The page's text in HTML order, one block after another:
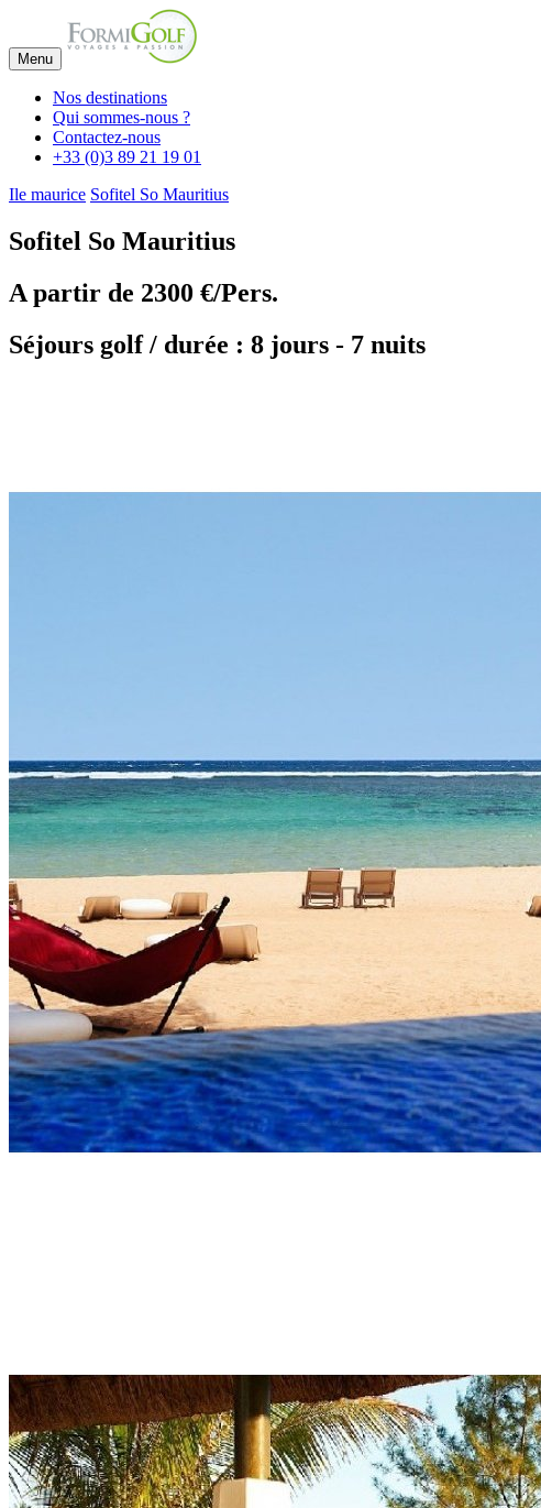
Menu
Nos destinations
Qui sommes-nous ?
Contactez-nous
+33 (0)3 89 21 19 01
Ile maurice Sofitel So Mauritius
Sofitel So Mauritius
A partir de 2300 €/Pers.
Séjours golf / durée : 8 jours - 7 nuits